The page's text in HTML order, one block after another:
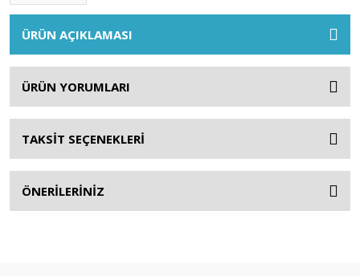
ÜRÜN AÇIKLAMASI
ÜRÜN YORUMLARI
TAKSİT SEÇENEKLERİ
ÖNERİLERİNİZ